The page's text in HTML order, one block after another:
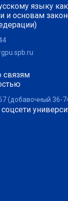
языку
и основам
связям
(добавочный 36-